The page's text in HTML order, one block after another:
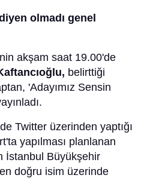
olmadı genel
akşam saat 19.00'de
belirttiği
'Adayımız Sensin
Twitter üzerinden yaptığı
yapılması planlanan
İstanbul Büyükşehir
doğru isim üzerinde